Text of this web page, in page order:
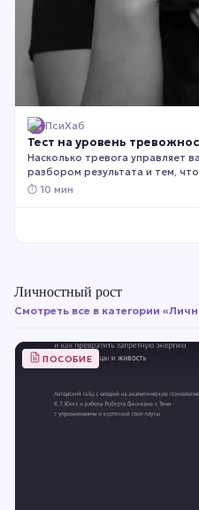
ПсиХаб
Тест на уровень
Насколько тревога управляет
разбором результата и тем,
⏱ 10 мин
Личностный рост
Смотреть все в категории «
ПОСОБИЕ